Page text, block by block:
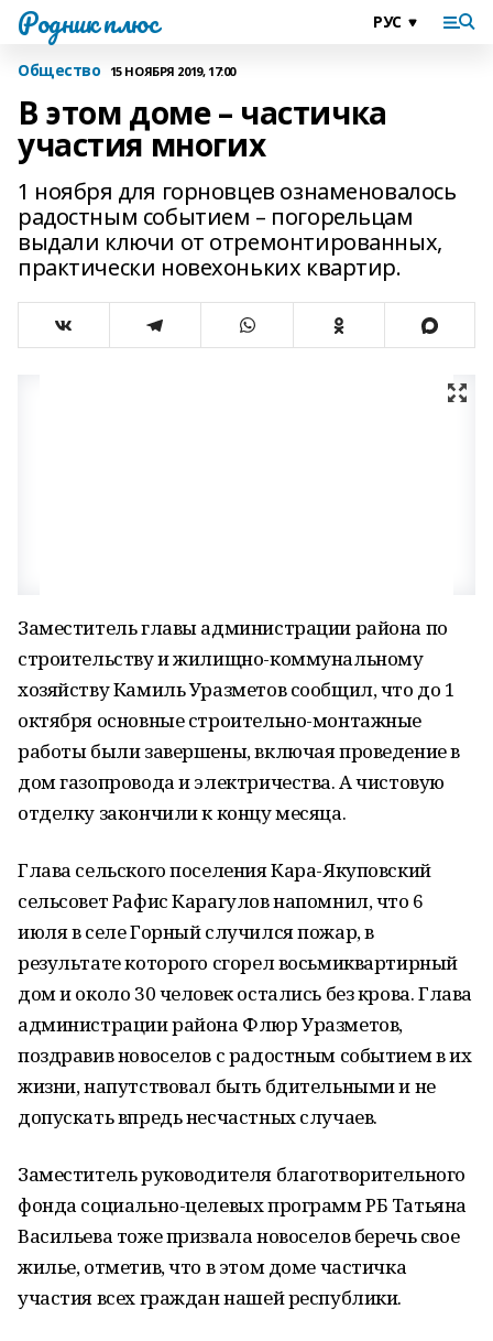
Родник плюс
Общество 15 НОЯБРЯ 2019, 17:00
В этом доме – частичка
участия многих
1 ноября для горновцев ознаменовалось
радостным событием – погорельцам
выдали ключи от отремонтированных,
практически новехоньких квартир.
Заместитель главы администрации района по
строительству и жилищно-коммунальному
хозяйству Камиль Уразметов сообщил, что до 1
октября основные строительно-монтажные
работы были завершены, включая проведение в
дом газопровода и электричества. А чистовую
отделку закончили к концу месяца.
Глава сельского поселения Кара-Якуповский
сельсовет Рафис Карагулов напомнил, что 6
июля в селе Горный случился пожар, в
результате которого сгорел восьмиквартирный
дом и около 30 человек остались без крова. Глава
администрации района Флюр Уразметов,
поздравив новоселов с радостным событием в их
жизни, напутствовал быть бдительными и не
допускать впредь несчастных случаев.
Заместитель руководителя благотворительного
фонда социально-целевых программ РБ Татьяна
Васильева тоже призвала новоселов беречь свое
жилье, отметив, что в этом доме частичка
участия всех граждан нашей республики.